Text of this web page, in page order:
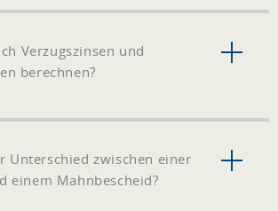
Verzugszinsen und
berechnen?
Unterschied zwischen einer
einem Mahnbescheid?